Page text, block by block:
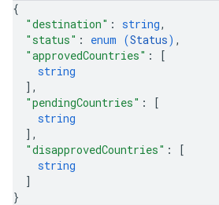
{
"destination" : string,
"status" : enum (Status) ,
"approvedCountries" :
[
string
] ,
"pendingCountries" :
[
string
] ,
"disapprovedCountries" :
[
string
]
}